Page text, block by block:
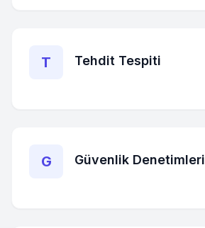
T Tehdit Tespiti
G Güvenlik Denetimleri